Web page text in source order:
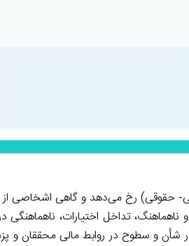
حقوقی) رخ می‌دهد و گاهی اشخاصی از
تداخل اختیارات‌، ناهماهنگی در
شأن و سطوح در روابط مالی محققان و